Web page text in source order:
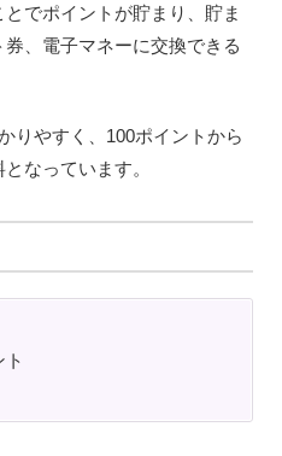
でポイントが貯まり、貯ま
、電子マネーに交換できる
りやすく、100ポイントから
なっています。